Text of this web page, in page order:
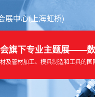
展中心(上海虹桥)
旗下专业主题展——
及管材加工、模具制造和工具的国